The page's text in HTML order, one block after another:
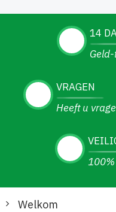
14
VRAGEN
Heeft u
Welkom